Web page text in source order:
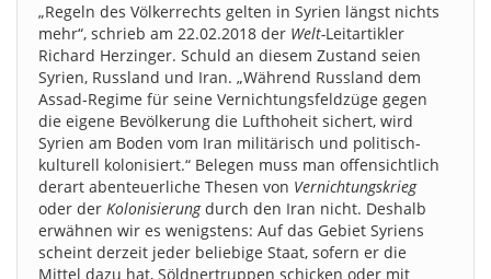
„Regeln des Völkerrechts gelten in Syrien längst nichts
mehr“, schrieb am 22.02.2018 der Welt-Leitartikler
Richard Herzinger. Schuld an diesem Zustand seien
Syrien, Russland und Iran. „Während Russland dem
Assad-Regime für seine Vernichtungsfeldzüge gegen
die eigene Bevölkerung die Lufthoheit sichert, wird
Syrien am Boden vom Iran militärisch und politisch-
kulturell kolonisiert.“ Belegen muss man offensichtlich
derart abenteuerliche Thesen von Vernichtungskrieg
oder der Kolonisierungdurch den Iran nicht. Deshalb
erwähnen wir es wenigstens: Auf das Gebiet Syriens
scheint derzeit jeder beliebige Staat, sofern er die
Mittel dazu hat, Söldnertruppen schicken oder mit